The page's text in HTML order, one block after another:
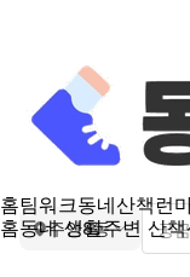
홈팀워크동네산책런
홈동네 생활주변 산책
주안8동